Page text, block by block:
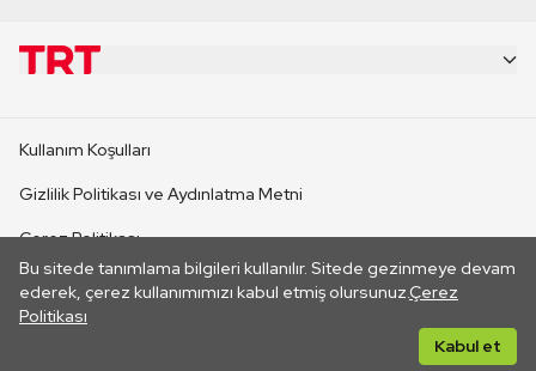
Bu sitede tanımlama bilgileri kullanılır. Sitede gezinmeye devam
ederek, çerez kullanımımızı kabul etmiş olursunuz.Çerez
Politikası
Kabul et
CANLI YAYINLAR
Kullanım Koşulları
Gizlilik Politikası ve Aydınlatma Metni
Çerez Politikası
İletişim
Her hakkı saklıdır. ©2026 TRT. Bağlantı yoluyla gidilen dış